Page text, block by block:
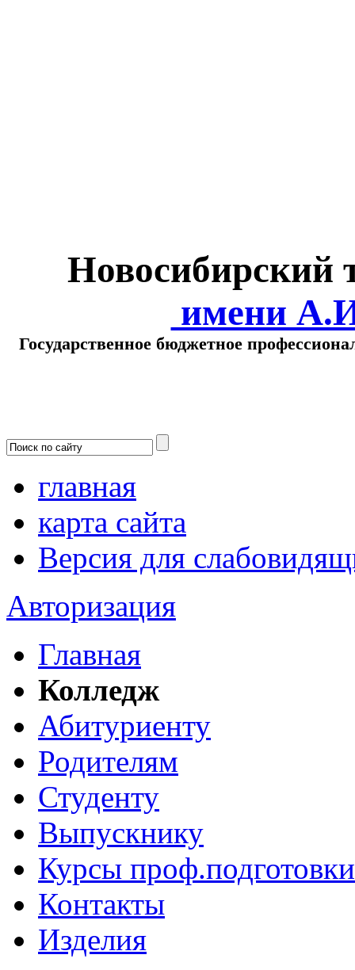
Новосибирский
имени
Государственное бюджетное
главная
карта сайта
Версия для
Авторизация
Главная
Колледж
Абитуриенту
Родителям
Студенту
Выпускнику
Курсы проф.подготовки
Контакты
Изделия